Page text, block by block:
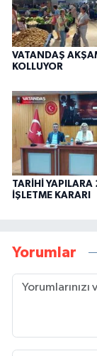
VATANDAŞ
KOLLUYOR
TARİHİ YAPILARA
İŞLETME KARARI
Yorumlar